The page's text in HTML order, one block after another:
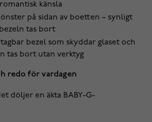
känsla
på sidan av boetten – synligt
tas bort
bezel som skyddar glaset och
tas bort utan verktyg
redo för vardagen
döljer en äkta BABY-G-